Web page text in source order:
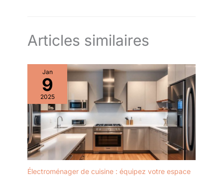
Articles similaires
Jan
9
2025
Électroménager de cuisine : équipez votre espace